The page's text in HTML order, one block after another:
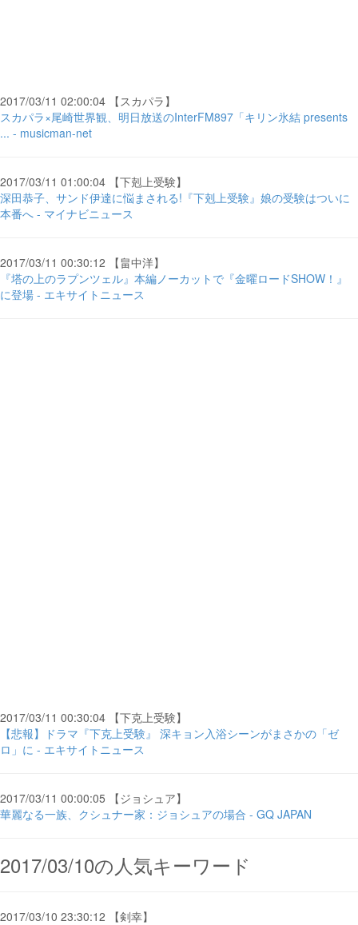
2017/03/11 02:00:04 【スカパラ】
スカパラ×尾崎世界観、明日放送のInterFM897「キリン氷結 presents
... - musicman-net
2017/03/11 01:00:04 【下剋上受験】
深田恭子、サンド伊達に悩まされる!『下剋上受験』娘の受験はついに
本番へ - マイナビニュース
2017/03/11 00:30:12 【畠中洋】
『塔の上のラプンツェル』本編ノーカットで『金曜ロードSHOW！』
に登場 - エキサイトニュース
2017/03/11 00:30:04 【下克上受験】
【悲報】ドラマ『下克上受験』 深キョン入浴シーンがまさかの「ゼ
ロ」に - エキサイトニュース
2017/03/11 00:00:05 【ジョシュア】
華麗なる一族、クシュナー家：ジョシュアの場合 - GQ JAPAN
2017/03/10の人気キーワード
2017/03/10 23:30:12 【剣幸】